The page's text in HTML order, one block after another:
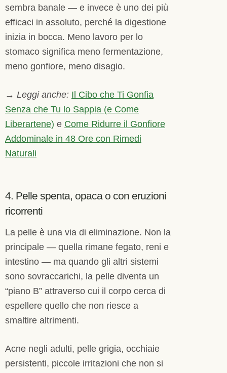
sembra banale — e invece è uno dei più
efficaci in assoluto, perché la digestione
inizia in bocca. Meno lavoro per lo
stomaco significa meno fermentazione,
meno gonfiore, meno disagio.
→ Leggi anche: Il Cibo che Ti Gonfia
Senza che Tu lo Sappia (e Come
Liberartene) e Come Ridurre il Gonfiore
Addominale in 48 Ore con Rimedi
Naturali
4. Pelle spenta, opaca o con eruzioni
ricorrenti
La pelle è una via di eliminazione. Non la
principale — quella rimane fegato, reni e
intestino — ma quando gli altri sistemi
sono sovraccarichi, la pelle diventa un
“piano B” attraverso cui il corpo cerca di
espellere quello che non riesce a
smaltire altrimenti.
Acne negli adulti, pelle grigia, occhiaie
persistenti, piccole irritazioni che non si